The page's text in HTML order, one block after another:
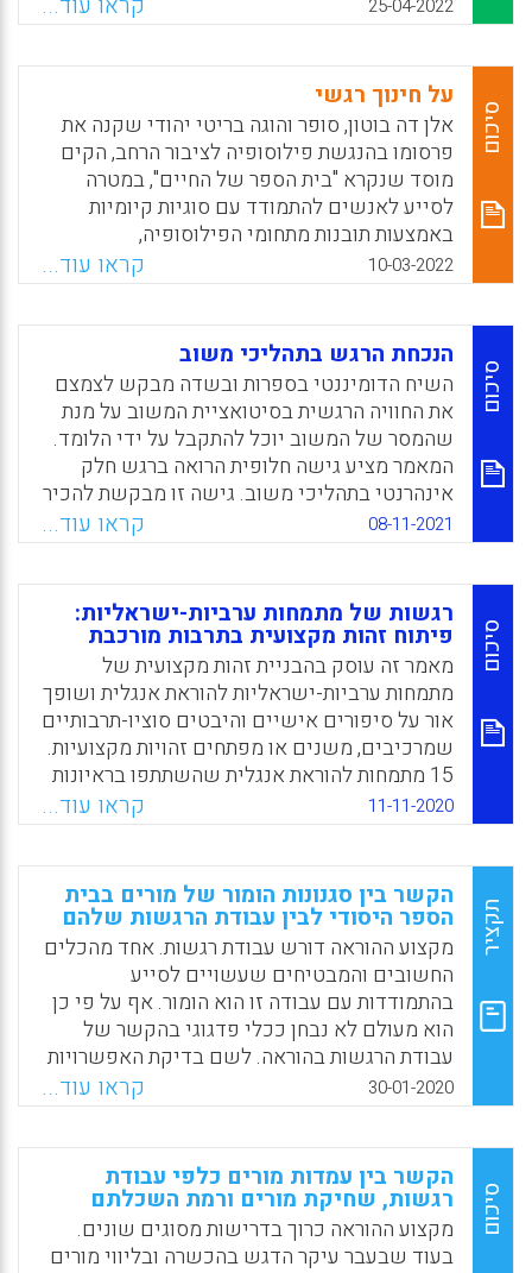
אקראי לשלוש קבוצות שנבדלו ביניהן במקור
המגיב לאירועים בתוכנית החדשות. המידע החי
כפי שהוצג על ידי ילדים המעורבים בפיגועים
גרם לתגובות דאגה מוגברות אצל ילדים.
להשתתפותם של ילדים שלא היו מעורבים
באירוע הטרור הייתה השפעה מרגיעה על הפחד
והדאגה של הצופים הצעירים. כמו כן, מקורות
מומחים הפחיתו את תגובות הפחד בילדים, אך לא
השפיעו על תגובות הדאגה.
WhatsApp
Facebook
Email
X
25-04-2022
סיכום
על חינוך רגשי
אלן דה בוטון, סופר והוגה בריטי יהודי שקנה את
פרסומו בהנגשת פילוסופיה לציבור הרחב, הקים
מוסד שנקרא "בית הספר של החיים", במטרה
לסייע לאנשים להתמודד עם סוגיות קיומיות
באמצעות תובנות מתחומי הפילוסופיה,
הפסיכולוגיה והסוציולוגיה. בהרצאה שזכתה ליותר
משני מיליון צפיות ביוטיוב, טען דה בוטון כי כל
אחד חייב לקבל "חינוך רגשי", והציג את העקרונות
המרכזיים של אותו חינוך. להלן עיקרי הדברים.
WhatsApp
Facebook
Email
X
10-03-2022 קראו עוד...
סיכום
הנכחת הרגש בתהליכי משוב
השיח הדומיננטי בספרות ובשדה מבקש לצמצם
את החוויה הרגשית בסיטואציית המשוב על מנת
שהמסר של המשוב יוכל להתקבל על ידי הלומד.
המאמר מציע גישה חלופית הרואה ברגש חלק
אינהרנטי בתהליכי משוב. גישה זו מבקשת להכיר
ברגשות ולגייס את הלומד להיות מעורב בתהליכי
המשוב על מנת שזה יהיה אפקטיבי. המאמר מציג
חקר מקרה שבחן את השפעת תוכנית לאוריינות
משוב על יכולתם של סטודנטים לנהל רגש
בסיטואציות של משוב. באמצעות תאוריית
שליטה-ערך נבחנות חוויות משוב של סטודנטים
למקצועות הבריאות בהתנסות מעשית לאחר
השתתפותם בתוכנית.
WhatsApp
Facebook
Email
X
08-11-2021 קראו עוד...
סיכום
רגשות של מתמחות ערביות-ישראליות:
פיתוח זהות מקצועית בתרבות מורכבת
מאמר זה עוסק בהבניית זהות מקצועית של
מתמחות ערביות-ישראליות להוראת אנגלית ושופך
אור על סיפורים אישיים והיבטים סוציו-תרבותיים
שמרכיבים, משנים או מפתחים זהויות מקצועיות.
15 מתמחות להוראת אנגלית שהשתתפו בראיונות
עומק וכתיבת יומנים מראות כיצד רגשות, אירועים
משמעותיים מעברן ומסורת הגמונית משפיעים על
זהותן המקצועית. לא פחות חשוב הן מוכיחות כיצד
אכזבה, דיכוי, צער וכאב יכולים להזדקק לכדי
השראה, סיפוק עצמי ותעצומות נפש.
WhatsApp
Facebook
Email
X
11-11-2020 קראו עוד...
תקציר
הקשר בין סגנונות הומור של מורים בבית
הספר היסודי לבין עבודת הרגשות שלהם
מקצוע ההוראה דורש עבודת רגשות. אחד מהכלים
החשובים והמבטיחים שעשויים לסייע
בהתמודדות עם עבודה זו הוא הומור. אף על פי כן
הוא מעולם לא נבחן ככלי פדגוגי בהקשר של
עבודת הרגשות בהוראה. לשם בדיקת האפשרויות
הטמונות בהומור כמענה לצרכים הרגשיים של
המורים, חולק בין 302 מורים לכיתות היסודי,
שאלון שמכוון להערכת סוגים שונים של עבודה
ריגשית וסגנונות שונים של הומור.
WhatsApp
Facebook
Email
X
30-01-2020 קראו עוד...
סיכום
הקשר בין עמדות מורים כלפי עבודת
רגשות, שחיקת מורים ורמת השכלתם
מקצוע ההוראה כרוך בדרישות מסוגים שונים.
בעוד שבעבר עיקר הדגש בהכשרה ובליווי מורים